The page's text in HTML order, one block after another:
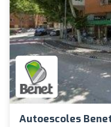
Autoescoles